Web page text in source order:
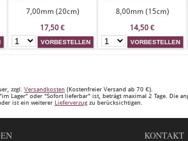
7,00mm (20cm)
17,50 €
8,00mm (15cm)
14,50 €
zzgl. Versandkosten (Kostenfreier Versand ab 70 €).
Lager" oder "Sofort lieferbar" ist, beträgt maximal 2 Tage. Die
ist ein weiterer Lieferverzug zu berücksichtigen.
KONTAKT